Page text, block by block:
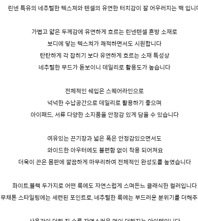
린넨 특유의 네추럴한 텍스쳐와 텐셀의 유연한 터치감이 잘 어우러지는 백 입니
가볍고 얇은 두께감에 유연하게 흐르는 린넨텐셀 혼방 소재로
보디에 닿는 텍스쳐가 쾌적하면서도 시원합니다
탄탄하게 각 잡히기 보다 유연하게 흐르는 소재 특성상
네추럴한 무드가 돋보이니 데일리로 활용도가 높습니다
전체적인 쉐입은 스퀘어라인으로
넉넉한 수납공간으로 데일리로 활용하기 좋으며
아이패드, 서류 다양한 소지품을 안정감 있게 담을 수 있습니다
여유있는 끈기장과 넓은 폭은 안정감있으면서도
와이드한 아우터에도 불편함 없이 착용 되어져요
더욱이 끈은 몸판에 깔끔하게 마무리하여 전체적인 완성도를 높였습니다
화이트,블랙 두가지로 어떤 룩에도 자연스럽게 스며든느 클래식한 컬러입니다
무채톤 스타일링에는 세련된 포인트로, 네추럴한 룩에는 부드러운 분위기를 더해